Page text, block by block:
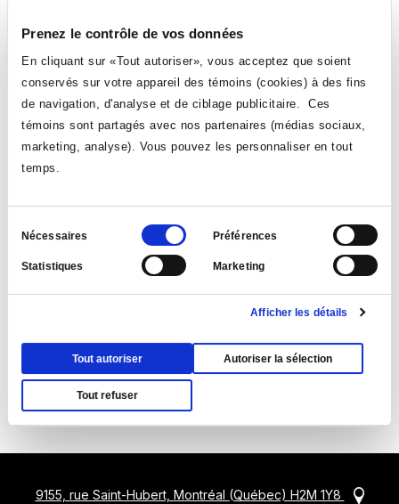
Prenez le contrôle de vos données
En cliquant sur «Tout autoriser», vous acceptez que soient
conservés sur votre appareil des témoins (cookies) à des fins
de navigation, d'analyse et de ciblage publicitaire. Ces
témoins sont partagés avec nos partenaires (médias sociaux,
marketing, analyse). Vous pouvez les personnaliser en tout
temps.
Sélection
consentement
Nécessaires Préférences
Statistiques Marketing
Afficher les détails
Tout autoriser Autoriser la sélection
Tout refuser
Dîner en paix avec le BIP - Communication consciente
violente et leur application
Suivez-nous
Ce
Ce
9155, rue Saint-Hubert, Montréal (Québec) H2M 1Y8 Ce